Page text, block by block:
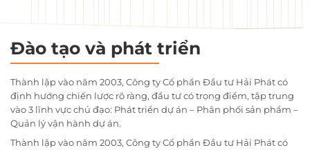
Đào tạo và phát triển
Thành lập vào năm 2003, Công ty Cổ phần Đầu tư Hải Phát có
định hướng chiến lược rõ ràng, đầu tư có trọng điểm, tập trung
vào 3 lĩnh vực chủ đạo: Phát triển dự án – Phân phối sản phẩm –
Quản lý vận hành dự án.
Thành lập vào năm 2003, Công ty Cổ phần Đầu tư Hải Phát có